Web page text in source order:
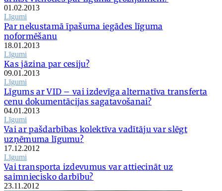
01.02.2013
Līgumi
Par nekustamā īpašuma iegādes līguma
noformēšanu
18.01.2013
Līgumi
Kas jāzina par cesiju?
09.01.2013
Līgumi
Līgums ar VID – vai izdevīga alternatīva transferta
cenu dokumentācijas sagatavošanai?
04.01.2013
Līgumi
Vai ar pašdarbības kolektīva vadītāju var slēgt
uzņēmuma līgumu?
17.12.2012
Līgumi
Vai transporta izdevumus var attiecināt uz
saimniecisko darbību?
23.11.2012